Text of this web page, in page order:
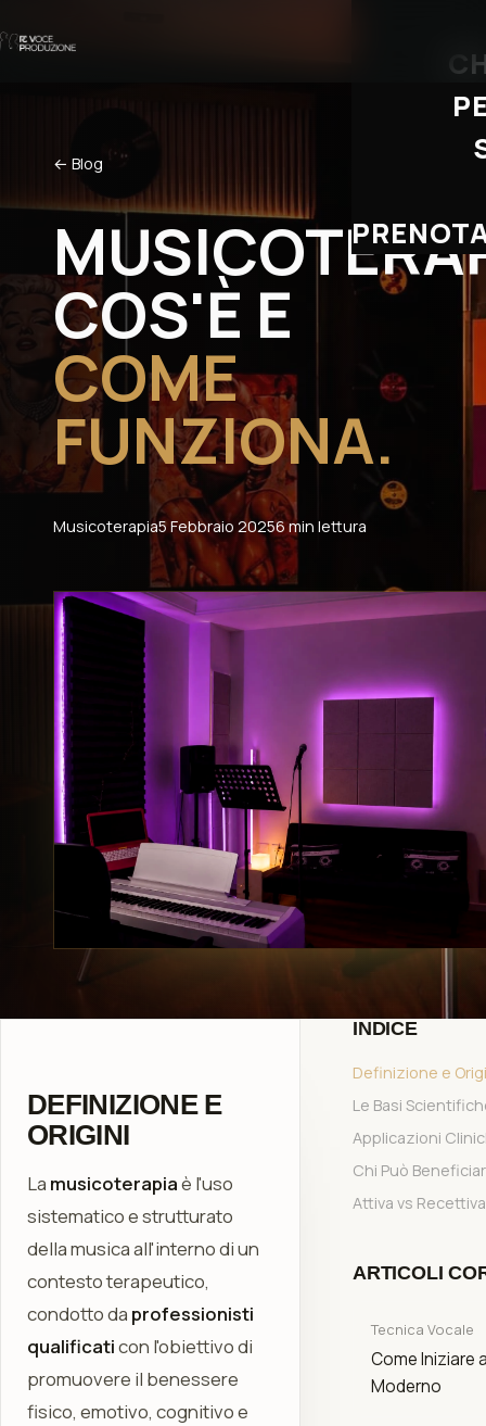
← Blog
COS'È E
COME
FUNZIONA.
Musicoterapia5 Febbraio 20256 min lettura
DEFINIZIONE E
ORIGINI
La musicoterapiaè l'uso
sistematico e strutturato
della musica all'interno di un
contesto terapeutico,
condotto da professionisti
qualificaticon l'obiettivo di
promuovere il benessere
fisico, emotivo, cognitivo e
INDICE
Definizione e
Le Basi
Applicazioni
Chi Può
Attiva vs Recettiva
ARTICOLI
Tecnica Vocale
Come Iniziare
Moderno